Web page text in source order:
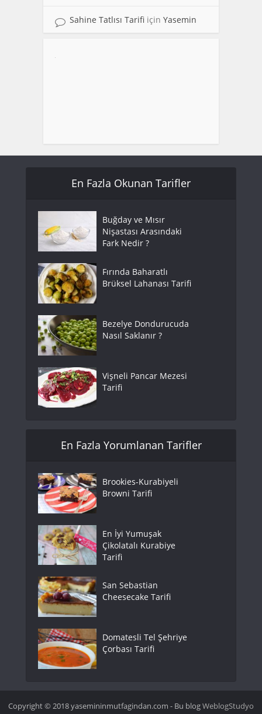
Sahine Tatlısı Tarifi için Yasemin
En Fazla Okunan Tarifler
Buğday ve Mısır
Nişastası Arasındaki
Fark Nedir ?
Fırında Baharatlı
Brüksel Lahanası Tarifi
Bezelye Dondurucuda
Nasıl Saklanır ?
Vişneli Pancar Mezesi
Tarifi
En Fazla Yorumlanan Tarifler
Brookies-Kurabiyeli
Browni Tarifi
En İyi Yumuşak
Çikolatalı Kurabiye
Tarifi
San Sebastian
Cheesecake Tarifi
Domatesli Tel Şehriye
Çorbası Tarifi
Copyright © 2018 yasemininmutfagindan.com - Bu blogWeblogStudyo